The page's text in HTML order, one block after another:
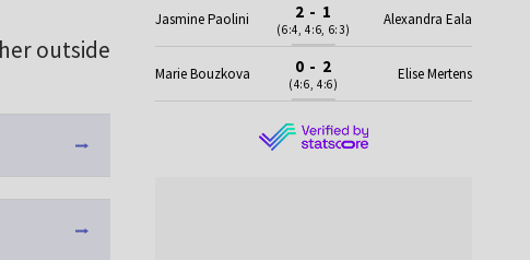
outside
Jasmine Paolini 2 - 1
(6:4, 4:6, 6:3)
Alexandra Eala
Marie Bouzkova 0 - 2
(4:6, 4:6)
Elise Mertens